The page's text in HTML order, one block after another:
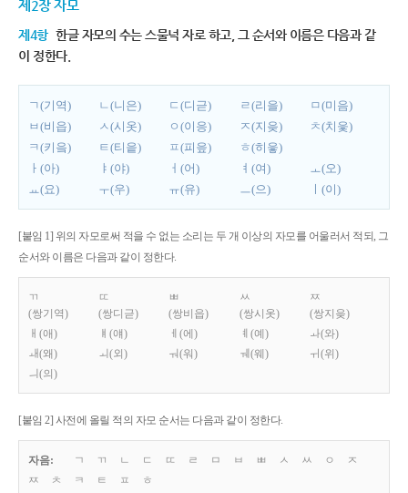
제2장 자모
제4항 한글 자모의 수는 스물넉 자로 하고, 그 순서와 이름은 다음과 같
이 정한다.
ㄱ(기역) ㄴ(니은) ㄷ(디귿) ㄹ(리을)
ㅁ(미음)
ㅂ(비읍)
ㅅ(시옷) ㅇ(이응) ㅈ(지읒)
ㅊ(치읓)
ㅋ(키읔)
ㅌ(티읕) ㅍ(피읖)
ㅎ(히읗)
ㅏ(아)
ㅑ(야) ㅓ(어) ㅕ(여)
ㅗ(오)
ㅛ(요)
ㅜ(우) ㅠ(유) ㅡ(으) ㅣ(이)
[붙임 1] 위의 자모로써 적을 수 없는 소리는 두 개 이상의 자모를 어울러서 적되, 그
순서와 이름은 다음과 같이 정한다.
ㄲ
(쌍기역)
ㄸ
(쌍디귿)
ㅃ
(쌍비읍)
ㅆ
(쌍시옷)
ㅉ
(쌍지읒)
ㅐ(애)
ㅒ(얘) ㅔ(에) ㅖ(예)
ㅘ(와)
ㅙ(왜)
ㅚ(외) ㅝ(워) ㅞ(웨)
ㅟ(위)
ㅢ(의)
[붙임 2] 사전에 올릴 적의 자모 순서는 다음과 같이 정한다.
자음: ㄱ ㄲ ㄴ ㄷ ㄸ ㄹ ㅁ ㅂ ㅃ ㅅ ㅆ ㅇ
ㅈ
ㅉ
ㅊ ㅋ ㅌ ㅍ
ㅎ